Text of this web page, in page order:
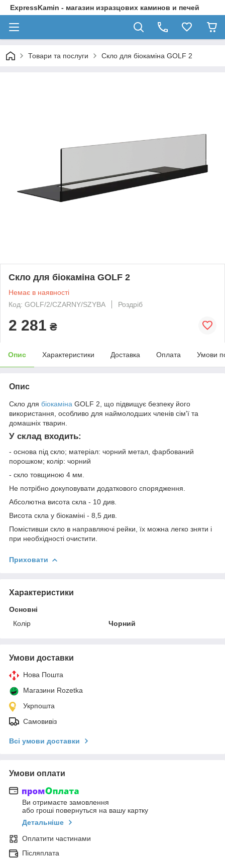
ExpressKamin - магазин изразцових каминов и печей
Товари та послуги Скло для біокаміна GOLF 2
Скло для біокаміна GOLF 2
Немає в наявності
Код: GOLF/2/CZARNY/SZYBA
Роздріб
2 281 ₴
Опис Характеристики Доставка Оплата Умови
Опис
Скло для біокаміна GOLF 2, що підвищує безпеку його
використання, особливо для наймолодших членів сім'ї та
домашніх тварин.
У склад входить:
- основа під скло; матеріал: чорний метал, фарбований
порошком; колір: чорний
- скло товщиною 4 мм.
Не потрібно докуповувати додаткового спорядження.
Абсолютна висота скла - 10 див.
Висота скла у біокаміні - 8,5 див.
Помістивши скло в направляючі рейки, їх можна легко зняти і
при необхідності очистити.
Приховати
Характеристики
Основні
Колір
Чорний
Умови доставки
Нова Пошта
Магазини Rozetka
Укрпошта
Самовивіз
Всі умови доставки
Умови оплати
Ви отримаєте замовлення
або гроші повернуться на вашу картку
Детальніше
Оплатити частинами
Післяплата